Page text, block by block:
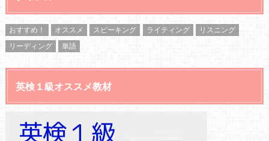
おすすめ！ オススメ スピーキング ライティング
リスニング
リーディング
単語
英検１級オススメ教材